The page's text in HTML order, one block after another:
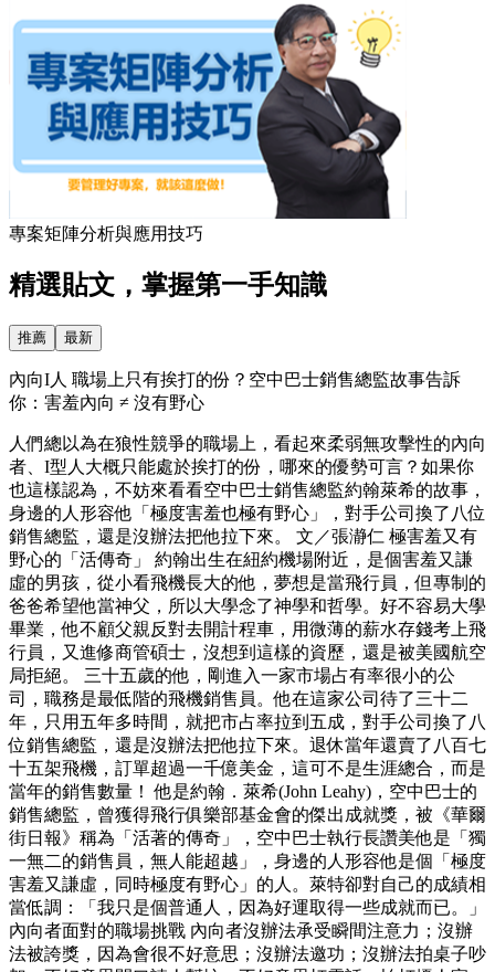
專案矩陣分析與應用技巧
精選貼文，掌握第一手知識
推薦 最新
內向I人 職場上只有挨打的份？空中巴士銷售總監故事告訴
你：害羞內向 ≠ 沒有野心
人們總以為在狼性競爭的職場上，看起來柔弱無攻擊性的內向
者、I型人大概只能處於挨打的份，哪來的優勢可言？如果你
也這樣認為，不妨來看看空中巴士銷售總監約翰萊希的故事，
身邊的人形容他「極度害羞也極有野心」，對手公司換了八位
銷售總監，還是沒辦法把他拉下來。 文／張瀞仁 極害羞又有
野心的「活傳奇」 約翰出生在紐約機場附近，是個害羞又謙
虛的男孩，從小看飛機長大的他，夢想是當飛行員，但專制的
爸爸希望他當神父，所以大學念了神學和哲學。好不容易大學
畢業，他不顧父親反對去開計程車，用微薄的薪水存錢考上飛
行員，又進修商管碩士，沒想到這樣的資歷，還是被美國航空
局拒絕。 三十五歲的他，剛進入一家市場占有率很小的公
司，職務是最低階的飛機銷售員。他在這家公司待了三十二
年，只用五年多時間，就把市占率拉到五成，對手公司換了八
位銷售總監，還是沒辦法把他拉下來。退休當年還賣了八百七
十五架飛機，訂單超過一千億美金，這可不是生涯總合，而是
當年的銷售數量！ 他是約翰．萊希(John Leahy)，空中巴士的
銷售總監，曾獲得飛行俱樂部基金會的傑出成就獎，被《華爾
街日報》稱為「活著的傳奇」，空中巴士執行長讚美他是「獨
一無二的銷售員，無人能超越」，身邊的人形容他是個「極度
害羞又謙虛，同時極度有野心」的人。萊特卻對自己的成績相
當低調：「我只是個普通人，因為好運取得一些成就而已。」
內向者面對的職場挑戰 內向者沒辦法承受瞬間注意力；沒辦
法被誇獎，因為會很不好意思；沒辦法邀功；沒辦法拍桌子吵